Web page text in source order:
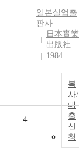
일본실업출
판사
日本實業
出版社
1984
복
사/
대
출
신
청
4